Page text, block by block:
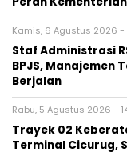
Kamis, 6 Agustus 2026 -
Staf Administrasi
BPJS, Manajemen
Berjalan
Rabu, 5 Agustus 2026 -
‎Trayek 02
Terminal Cicurug,